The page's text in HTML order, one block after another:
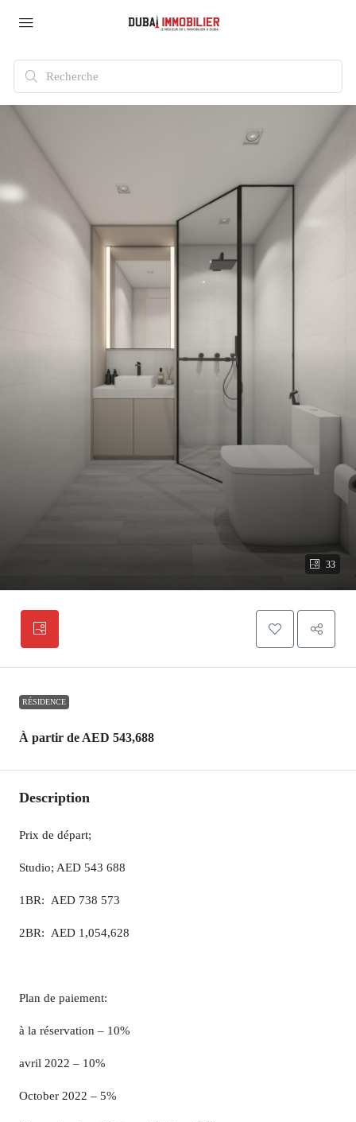
33
RÉSIDENCE
À partir de AED 543,688
Description
Prix de départ;
Studio; AED 543 688
1BR: AED 738 573
2BR: AED 1,054,628
Plan de paiement:
à la réservation – 10%
avril 2022 – 10%
October 2022 – 5%